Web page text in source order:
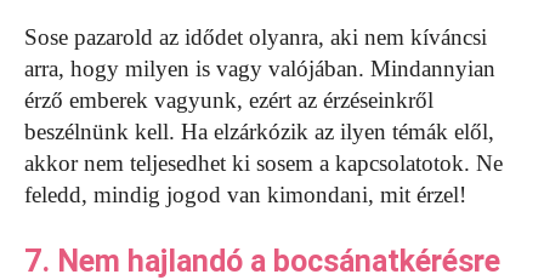
Sose pazarold az idődet olyanra, aki nem kíváncsi
arra, hogy milyen is vagy valójában. Mindannyian
érző emberek vagyunk, ezért az érzéseinkről
beszélnünk kell. Ha elzárkózik az ilyen témák elől,
akkor nem teljesedhet ki sosem a kapcsolatotok. Ne
feledd, mindig jogod van kimondani, mit érzel!
7. Nem hajlandó a bocsánatkérésre